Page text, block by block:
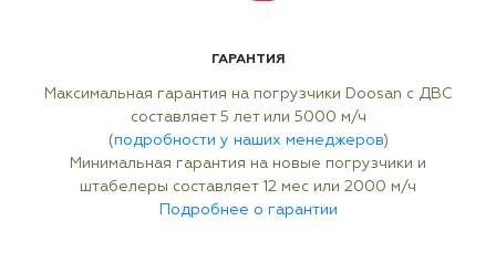
ГАРАНТИЯ
Максимальная гарантия на погрузчики Doosan с ДВС
составляет 5 лет или 5000 м/ч
(подробности у наших менеджеров)
Минимальная гарантия на новые погрузчики и
штабелеры составляет 12 мес или 2000 м/ч
Подробнее о гарантии